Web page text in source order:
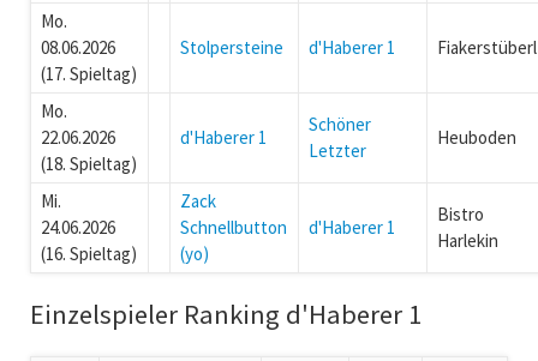
Mo.
08.06.2026
(17. Spieltag)
Stolpersteine d'Haberer 1 Fiakerstüberl
Mo.
22.06.2026
(18. Spieltag)
d'Haberer 1
Schöner
Letzter
Heuboden
Mi.
24.06.2026
(16. Spieltag)
Zack
Schnellbutton
(yo)
d'Haberer 1
Bistro
Harlekin
Einzelspieler Ranking d'Haberer 1